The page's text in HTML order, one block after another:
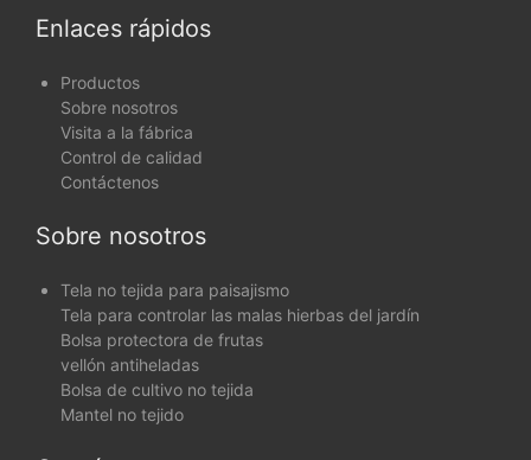
Enlaces rápidos
Productos
Sobre nosotros
Visita a la fábrica
Control de calidad
Contáctenos
Sobre nosotros
Tela no tejida para paisajismo
Tela para controlar las malas hierbas del jardín
Bolsa protectora de frutas
vellón antiheladas
Bolsa de cultivo no tejida
Mantel no tejido